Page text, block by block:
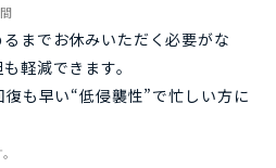
までお休みいただく必要がな
軽減できます。
も早い“低侵襲性”で忙しい方に